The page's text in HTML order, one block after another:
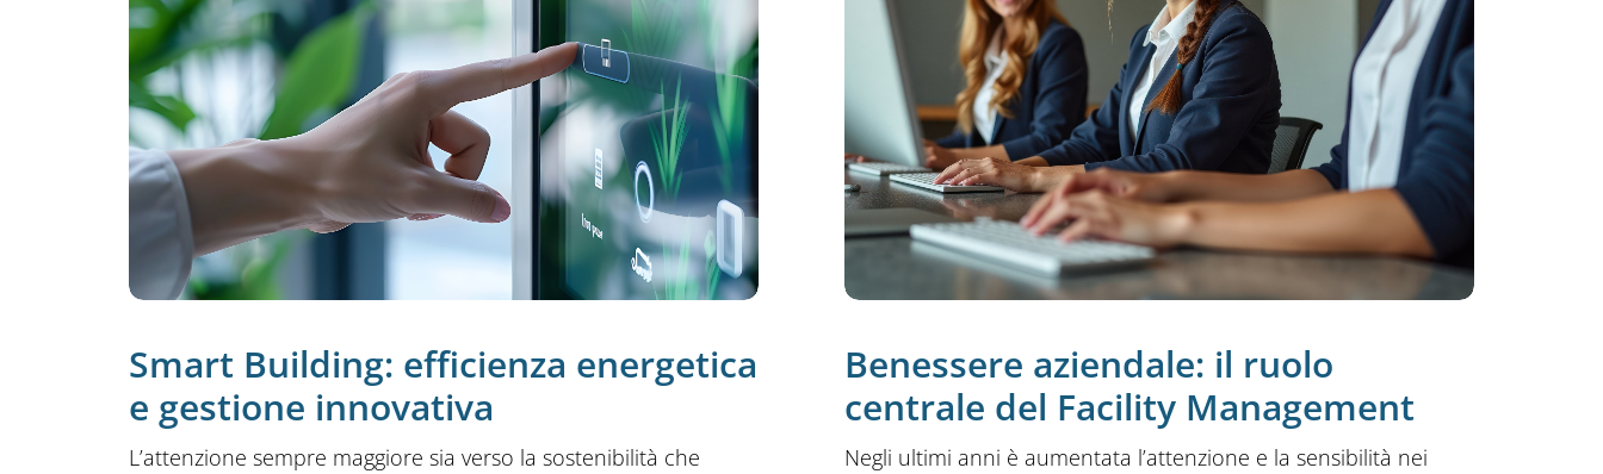
Smart Building: efficienza energetica
e gestione innovativa
L’attenzione sempre maggiore sia verso la sostenibilità che
Benessere aziendale: il ruolo
centrale del Facility Management
Negli ultimi anni è aumentata l’attenzione e la sensibilità nei